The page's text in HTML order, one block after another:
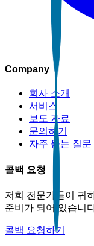
Company
회사 소개
서비스
보도 자료
문의하기
자주 묻는 질문
콜백 요청
저희 전문가들이 귀
준비가 되어 있습니
콜백 요청하기